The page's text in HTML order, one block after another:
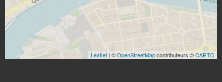
Leaflet | ©OpenStreetMapcontributeurs ©CARTO